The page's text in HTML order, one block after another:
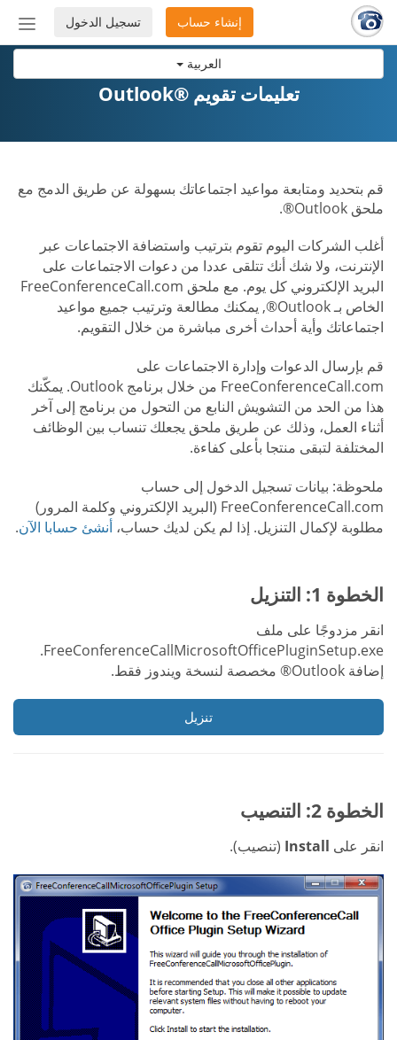
العربية
أو
تسجيل الدخول إنشاء حساب
تعليمات تقويم ®Outlook
قم بتحديد ومتابعة مواعيد اجتماعاتك بسهولة عن طريق الدمج مع
ملحق Outlook®.
أغلب الشركات اليوم تقوم بترتيب واستضافة الاجتماعات عبر
الإنترنت، ولا شك أنك تتلقى عددا من دعوات الاجتماعات على
البريد الإلكتروني كل يوم. مع ملحق FreeConferenceCall.com
الخاص بـ Outlook®, يمكنك مطالعة وترتيب جميع مواعيد
اجتماعاتك وأية أحداث أخرى مباشرة من خلال التقويم.
قم بإرسال الدعوات وإدارة الاجتماعات على
FreeConferenceCall.com من خلال برنامج Outlook. يمكّنك
هذا من الحد من التشويش النابع من التحول من برنامج إلى آخر
أثناء العمل، وذلك عن طريق ملحق يجعلك تنساب بين الوظائف
المختلفة لتبقى منتجا بأعلى كفاءة.
ملحوظة: بيانات تسجيل الدخول إلى حساب
FreeConferenceCall.com (البريد الإلكتروني وكلمة المرور)
مطلوبة لإكمال التنزيل. إذا لم يكن لديك حساب، أنشئ حسابا الآن.
الخطوة 1: التنزيل
انقر مزدوجًا على ملف
FreeConferenceCallMicrosoftOfficePluginSetup.exe.
إضافة Outlook® مخصصة لنسخة ويندوز فقط.
تنزيل
الخطوة 2: التنصيب
انقر على Install (تنصيب).